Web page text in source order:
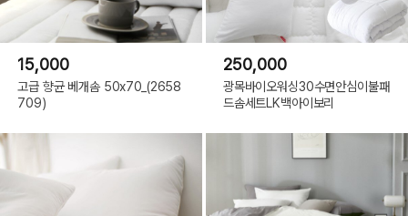
15,000
고급 향균 베개솜 50x70_(2658
709)
250,000
광목바이오워싱30수면안심이불패
드솜세트LK백아이보리